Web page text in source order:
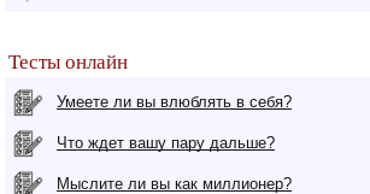
Тесты онлайн
Умеете ли вы влюблять в себя?
Что ждет вашу пару дальше?
Мыслите ли вы как миллионер?